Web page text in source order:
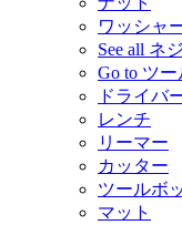
ワッシャ
See all ネ
Go to ツー
ドライバ
レンチ
リーマー
カッター
ツールボ
マット